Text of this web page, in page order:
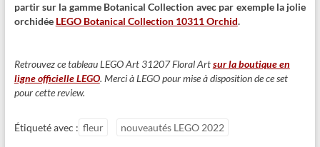
partir sur la gamme Botanical Collection avec par exemple la jolie
orchidée LEGO Botanical Collection 10311 Orchid.
Retrouvez ce tableau LEGO Art 31207 Floral Artsur la boutique en
ligne officielle LEGO. Merci à LEGO pour mise à disposition de ce set
pour cette review.
Étiqueté avec : fleur nouveautés LEGO 2022